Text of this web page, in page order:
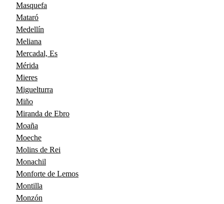
Masquefa
Mataró
Medellín
Meliana
Mercadal, Es
Mérida
Mieres
Miguelturra
Miño
Miranda de Ebro
Moaña
Moeche
Molins de Rei
Monachil
Monforte de Lemos
Montilla
Monzón